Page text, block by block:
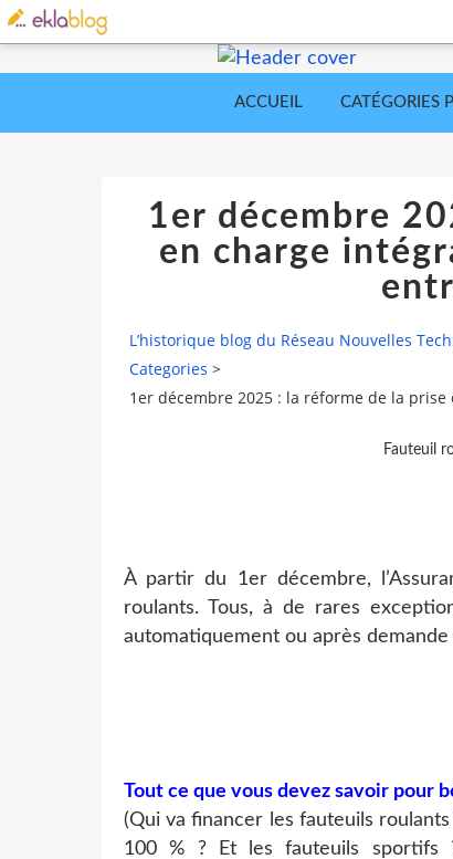
ACCUEIL CATÉGORIES
1er décembre
en charge
L’historique blog du Réseau Nouvelles
Categories >
1er décembre 2025 : la réforme de la
Fauteuil
À partir du 1er décembre,
roulants. Tous, à de rares
automatiquement ou après
Tout ce que vous devez savoir pour
(Qui va financer les fauteuils
100 % ? Et les fauteuils sportifs